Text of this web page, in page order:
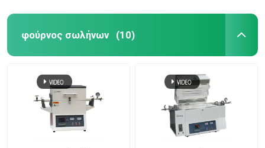
φούρνος σωλήνων (10)